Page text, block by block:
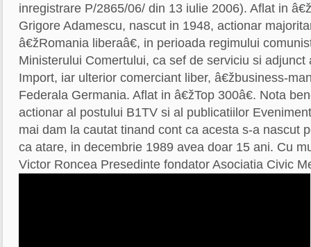
inregistrare P/2865/06/ din 13 iulie 2006). Aflat in
Grigore Adamescu, nascut in 1948, actionar
â€žRomania liberaâ€, in perioada regimului
Ministerului Comertului, ca sef de serviciu si adjunct
Import, iar ulterior comerciant liber, â€žbusiness-
Federala Germania. Aflat in â€žTop 300â€. Nota
actionar al postului B1TV si al publicatiilor
mai dam la cautat tinand cont ca acesta s-a nascut
ca atare, in decembrie 1989 avea doar 15 ani. Cu
Victor Roncea Presedinte fondator Asociatia Civic